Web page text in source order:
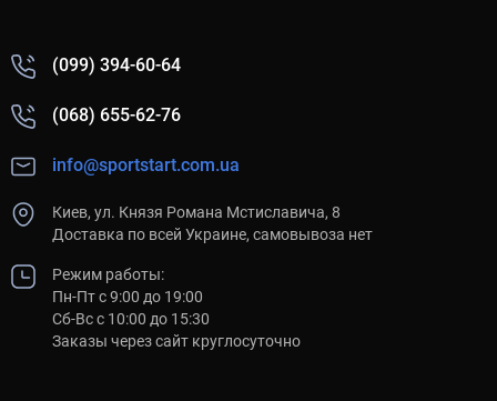
(099) 394-60-64
(068) 655-62-76
info@sportstart.com.ua
Киев, ул. Князя Романа Мстиславича, 8
Доставка по всей Украине, самовывоза нет
Режим работы:
Пн-Пт с 9:00 до 19:00
Сб-Вс с 10:00 до 15:30
Заказы через сайт круглосуточно